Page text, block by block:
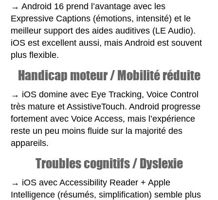
→ Android 16 prend l’avantage avec les
Expressive Captions (émotions, intensité) et le
meilleur support des aides auditives (LE Audio).
iOS est excellent aussi, mais Android est souvent
plus flexible.
Handicap moteur / Mobilité réduite
→ iOS domine avec Eye Tracking, Voice Control
très mature et AssistiveTouch. Android progresse
fortement avec Voice Access, mais l’expérience
reste un peu moins fluide sur la majorité des
appareils.
Troubles cognitifs / Dyslexie
→ iOS avec Accessibility Reader + Apple
Intelligence (résumés, simplification) semble plus